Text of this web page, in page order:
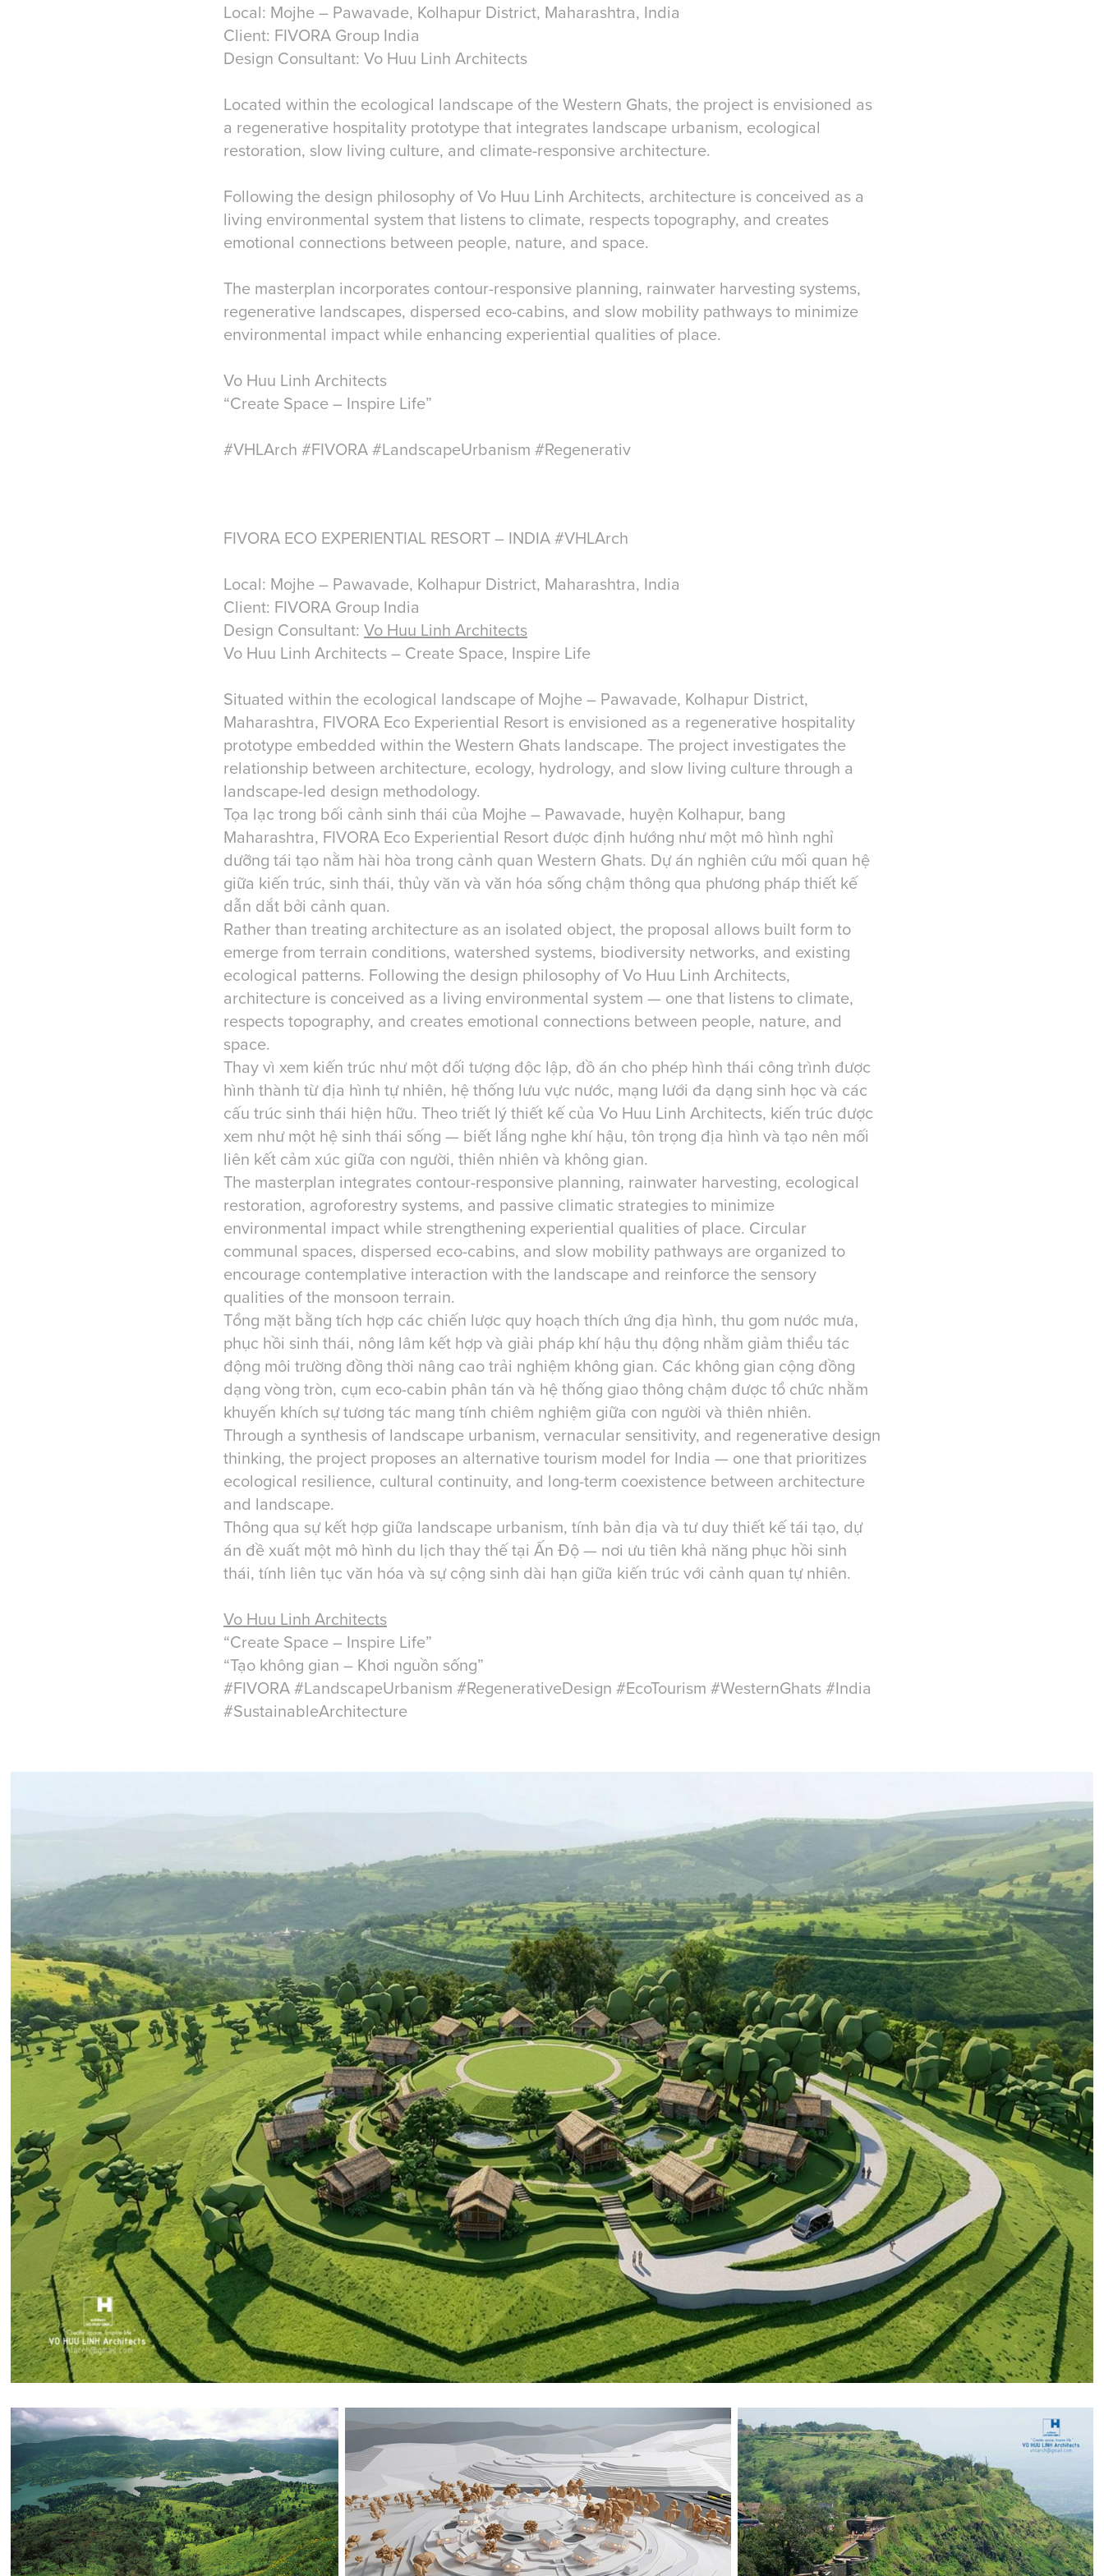
Local: Mojhe – Pawavade, Kolhapur District, Maharashtra, India
Client: FIVORA Group India
Design Consultant: Vo Huu Linh Architects
Located within the ecological landscape of the Western Ghats, the project is envisioned as
a regenerative hospitality prototype that integrates landscape urbanism, ecological
restoration, slow living culture, and climate-responsive architecture.
Following the design philosophy of Vo Huu Linh Architects, architecture is conceived as a
living environmental system that listens to climate, respects topography, and creates
emotional connections between people, nature, and space.
The masterplan incorporates contour-responsive planning, rainwater harvesting systems,
regenerative landscapes, dispersed eco-cabins, and slow mobility pathways to minimize
environmental impact while enhancing experiential qualities of place.
Vo Huu Linh Architects
“Create Space – Inspire Life”
#VHLArch #FIVORA #LandscapeUrbanism #Regenerativ
FIVORA ECO EXPERIENTIAL RESORT – INDIA #VHLArch
Local: Mojhe – Pawavade, Kolhapur District, Maharashtra, India
Client: FIVORA Group India
Design Consultant: Vo Huu Linh Architects
Vo Huu Linh Architects – Create Space, Inspire Life
Situated within the ecological landscape of Mojhe – Pawavade, Kolhapur District,
Maharashtra, FIVORA Eco Experiential Resort is envisioned as a regenerative hospitality
prototype embedded within the Western Ghats landscape. The project investigates the
relationship between architecture, ecology, hydrology, and slow living culture through a
landscape-led design methodology.
Tọa lạc trong bối cảnh sinh thái của Mojhe – Pawavade, huyện Kolhapur, bang
Maharashtra, FIVORA Eco Experiential Resort được định hướng như một mô hình nghỉ
dưỡng tái tạo nằm hài hòa trong cảnh quan Western Ghats. Dự án nghiên cứu mối quan hệ
giữa kiến trúc, sinh thái, thủy văn và văn hóa sống chậm thông qua phương pháp thiết kế
dẫn dắt bởi cảnh quan.
Rather than treating architecture as an isolated object, the proposal allows built form to
emerge from terrain conditions, watershed systems, biodiversity networks, and existing
ecological patterns. Following the design philosophy of Vo Huu Linh Architects,
architecture is conceived as a living environmental system — one that listens to climate,
respects topography, and creates emotional connections between people, nature, and
space.
Thay vì xem kiến trúc như một đối tượng độc lập, đồ án cho phép hình thái công trình được
hình thành từ địa hình tự nhiên, hệ thống lưu vực nước, mạng lưới đa dạng sinh học và các
cấu trúc sinh thái hiện hữu. Theo triết lý thiết kế của Vo Huu Linh Architects, kiến trúc được
xem như một hệ sinh thái sống — biết lắng nghe khí hậu, tôn trọng địa hình và tạo nên mối
liên kết cảm xúc giữa con người, thiên nhiên và không gian.
The masterplan integrates contour-responsive planning, rainwater harvesting, ecological
restoration, agroforestry systems, and passive climatic strategies to minimize
environmental impact while strengthening experiential qualities of place. Circular
communal spaces, dispersed eco-cabins, and slow mobility pathways are organized to
encourage contemplative interaction with the landscape and reinforce the sensory
qualities of the monsoon terrain.
Tổng mặt bằng tích hợp các chiến lược quy hoạch thích ứng địa hình, thu gom nước mưa,
phục hồi sinh thái, nông lâm kết hợp và giải pháp khí hậu thụ động nhằm giảm thiểu tác
động môi trường đồng thời nâng cao trải nghiệm không gian. Các không gian cộng đồng
dạng vòng tròn, cụm eco-cabin phân tán và hệ thống giao thông chậm được tổ chức nhằm
khuyến khích sự tương tác mang tính chiêm nghiệm giữa con người và thiên nhiên.
Through a synthesis of landscape urbanism, vernacular sensitivity, and regenerative design
thinking, the project proposes an alternative tourism model for India — one that prioritizes
ecological resilience, cultural continuity, and long-term coexistence between architecture
and landscape.
Thông qua sự kết hợp giữa landscape urbanism, tính bản địa và tư duy thiết kế tái tạo, dự
án đề xuất một mô hình du lịch thay thế tại Ấn Độ — nơi ưu tiên khả năng phục hồi sinh
thái, tính liên tục văn hóa và sự cộng sinh dài hạn giữa kiến trúc với cảnh quan tự nhiên.
Vo Huu Linh Architects
“Create Space – Inspire Life”
“Tạo không gian – Khơi nguồn sống”
#FIVORA #LandscapeUrbanism #RegenerativeDesign #EcoTourism #WesternGhats #India
#SustainableArchitecture